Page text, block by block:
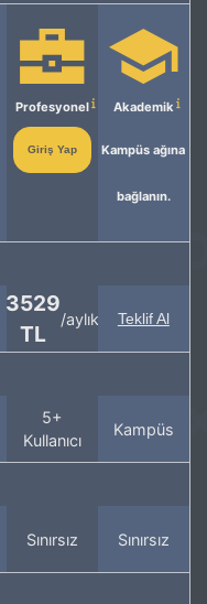
Profesyonel
Giriş Yap
Akademik
Kampüs ağına
bağlanın.
3529
TL
/aylık Teklif Al
5+
Kullanıcı
Kampüs
Sınırsız Sınırsız